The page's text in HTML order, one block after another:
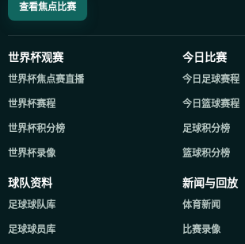
查看焦点比赛
世界杯观赛
世界杯焦点赛直播
世界杯赛程
世界杯积分榜
世界杯录像
今日比赛
今日足球赛程
今日篮球赛程
足球积分榜
篮球积分榜
球队资料
足球球队库
足球球员库
新闻与回放
体育新闻
比赛录像